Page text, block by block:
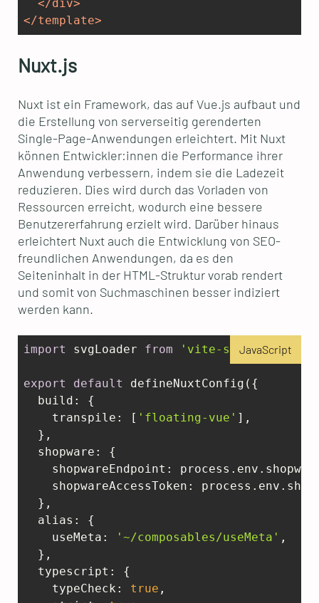
</div>
</template>
Nuxt.js
Nuxt ist ein Framework, das auf Vue.js aufbaut und
die Erstellung von serverseitig gerenderten
Single-Page-Anwendungen erleichtert. Mit Nuxt
können Entwickler:innen die Performance ihrer
Anwendung verbessern, indem sie die Ladezeit
reduzieren. Dies wird durch das Vorladen von
Ressourcen erreicht, wodurch eine bessere
Benutzererfahrung erzielt wird. Darüber hinaus
erleichtert Nuxt auch die Entwicklung von SEO-
freundlichen Anwendungen, da es den
Seiteninhalt in der HTML-Struktur vorab rendert
und somit von Suchmaschinen besser indiziert
werden kann.
JavaScript
import svgLoader from 'vite-svg-loader'
export default defineNuxtConfig({
build : {
transpile : [ 'floating-vue' ],
  },
shopware : {
shopwareEndpoint :
shopwareAccessToken :
  },
alias : {
useMeta : '~/composables/useMeta' ,
  },
typescript : {
typeCheck : true ,